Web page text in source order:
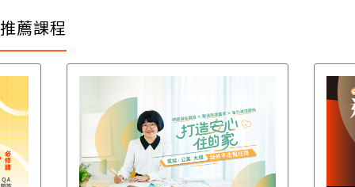
推薦課程